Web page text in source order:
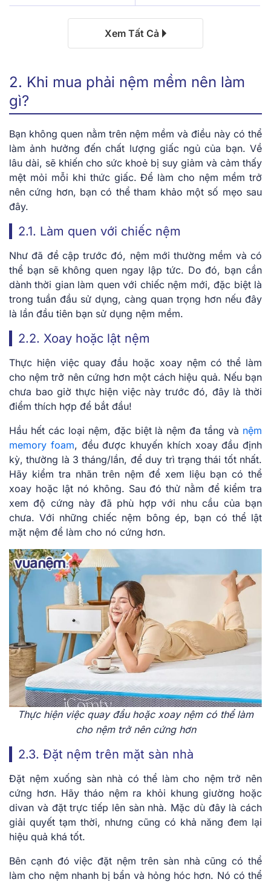
Xem Tất Cả
2. Khi mua phải nệm mềm nên làm
gì?
Bạn không quen nằm trên nệm mềm và điều này có thể
làm ảnh hưởng đến chất lượng giấc ngủ của bạn. Về
lâu dài, sẽ khiến cho sức khoẻ bị suy giảm và cảm thấy
mệt mỏi mỗi khi thức giấc. Để làm cho nệm mềm trở
nên cứng hơn, bạn có thể tham khảo một số mẹo sau
đây.
2.1. Làm quen với chiếc nệm
Như đã đề cập trước đó, nệm mới thường mềm và có
thể bạn sẽ không quen ngay lập tức. Do đó, bạn cần
dành thời gian làm quen với chiếc nệm mới, đặc biệt là
trong tuần đầu sử dụng, càng quan trọng hơn nếu đây
là lần đầu tiên bạn sử dụng nệm mềm.
2.2. Xoay hoặc lật nệm
Thực hiện việc quay đầu hoặc xoay nệm có thể làm
cho nệm trở nên cứng hơn một cách hiệu quả. Nếu bạn
chưa bao giờ thực hiện việc này trước đó, đây là thời
điểm thích hợp để bắt đầu!
Hầu hết các loại nệm, đặc biệt là nệm đa tầng và nệm
memory foam, đều được khuyến khích xoay đầu định
kỳ, thường là 3 tháng/lần, để duy trì trạng thái tốt nhất.
Hãy kiểm tra nhãn trên nệm để xem liệu bạn có thể
xoay hoặc lật nó không. Sau đó thử nằm để kiểm tra
xem độ cứng này đã phù hợp với nhu cầu của bạn
chưa. Với những chiếc nệm bông ép, bạn có thể lật
mặt nệm để làm cho nó cứng hơn.
Thực hiện việc quay đầu hoặc xoay nệm có thể làm
cho nệm trở nên cứng hơn
2.3. Đặt nệm trên mặt sàn nhà
Đặt nệm xuống sàn nhà có thể làm cho nệm trở nên
cứng hơn. Hãy tháo nệm ra khỏi khung giường hoặc
divan và đặt trực tiếp lên sàn nhà. Mặc dù đây là cách
giải quyết tạm thời, nhưng cũng có khả năng đem lại
hiệu quả khá tốt.
Bên cạnh đó việc đặt nệm trên sàn nhà cũng có thể
làm cho nệm nhanh bị bẩn và hỏng hóc hơn. Nó có thể